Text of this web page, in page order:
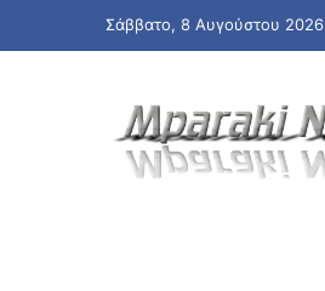
Σάββατο, 8 Αυγούστου 2026